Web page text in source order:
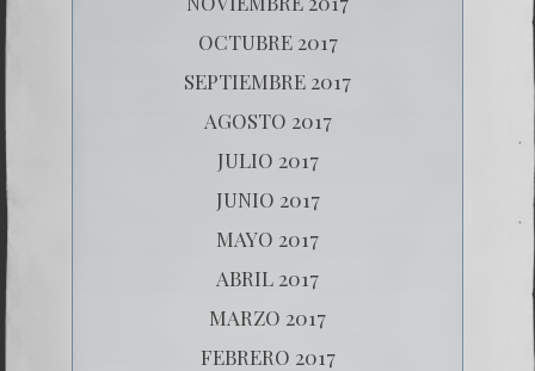
OCTUBRE 2017
SEPTIEMBRE 2017
AGOSTO 2017
JULIO 2017
JUNIO 2017
MAYO 2017
ABRIL 2017
MARZO 2017
FEBRERO 2017